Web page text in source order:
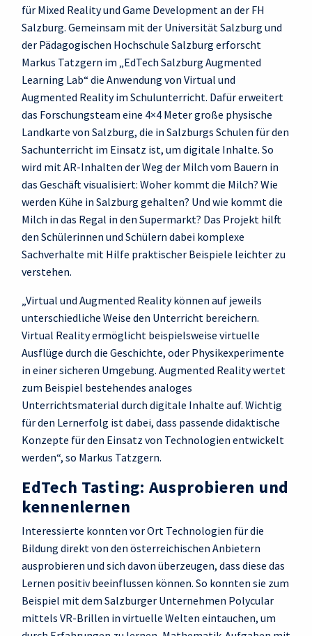
für Mixed Reality und Game Development an der FH
Salzburg. Gemeinsam mit der Universität Salzburg und
der Pädagogischen Hochschule Salzburg erforscht
Markus Tatzgern im „EdTech Salzburg Augmented
Learning Lab“ die Anwendung von Virtual und
Augmented Reality im Schulunterricht. Dafür erweitert
das Forschungsteam eine 4×4 Meter große physische
Landkarte von Salzburg, die in Salzburgs Schulen für den
Sachunterricht im Einsatz ist, um digitale Inhalte. So
wird mit AR-Inhalten der Weg der Milch vom Bauern in
das Geschäft visualisiert: Woher kommt die Milch? Wie
werden Kühe in Salzburg gehalten? Und wie kommt die
Milch in das Regal in den Supermarkt? Das Projekt hilft
den Schülerinnen und Schülern dabei komplexe
Sachverhalte mit Hilfe praktischer Beispiele leichter zu
verstehen.
„Virtual und Augmented Reality können auf jeweils
unterschiedliche Weise den Unterricht bereichern.
Virtual Reality ermöglicht beispielsweise virtuelle
Ausflüge durch die Geschichte, oder Physikexperimente
in einer sicheren Umgebung. Augmented Reality wertet
zum Beispiel bestehendes analoges
Unterrichtsmaterial durch digitale Inhalte auf. Wichtig
für den Lernerfolg ist dabei, dass passende didaktische
Konzepte für den Einsatz von Technologien entwickelt
werden“, so Markus Tatzgern.
EdTech Tasting: Ausprobieren und
kennenlernen
Interessierte konnten vor Ort Technologien für die
Bildung direkt von den österreichischen Anbietern
ausprobieren und sich davon überzeugen, dass diese das
Lernen positiv beeinflussen können. So konnten sie zum
Beispiel mit dem Salzburger Unternehmen Polycular
mittels VR-Brillen in virtuelle Welten eintauchen, um